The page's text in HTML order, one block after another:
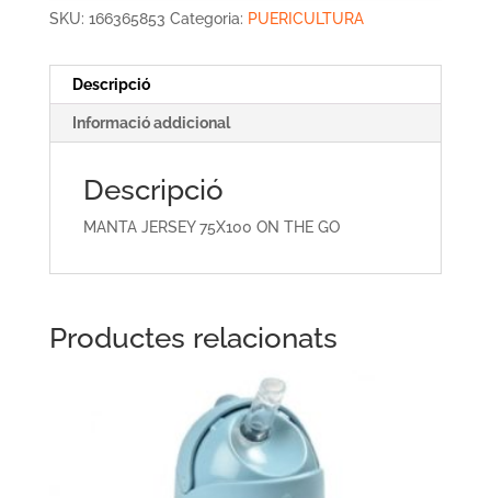
SKU: 166365853 Categoria: PUERICULTURA
Descripció
Informació addicional
Descripció
MANTA JERSEY 75X100 ON THE GO
Productes relacionats